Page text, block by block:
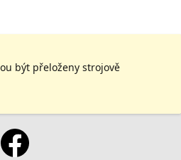
být přeloženy strojově